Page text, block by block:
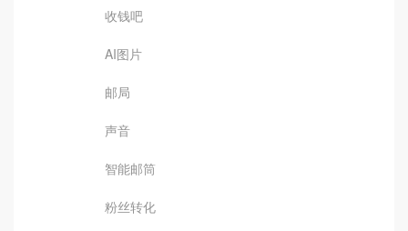
收钱吧
AI图片
邮局
声音
智能邮筒
粉丝转化